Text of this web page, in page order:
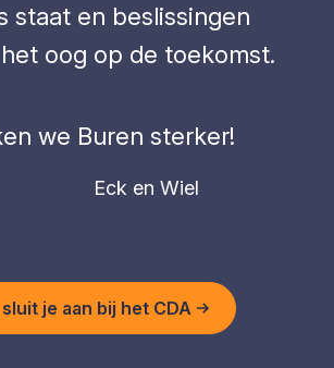
staat en beslissingen
oog op de toekomst.
we Buren sterker!
Eck en Wiel
je aan bij het CDA